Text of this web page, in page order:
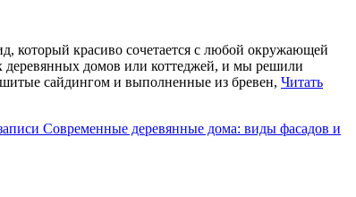
красиво сочетается с любой окружающей
деревянных домов или коттеджей, и мы решили
сайдингом и выполненные из бревен, Читать
Современные деревянные дома: виды фасадов и